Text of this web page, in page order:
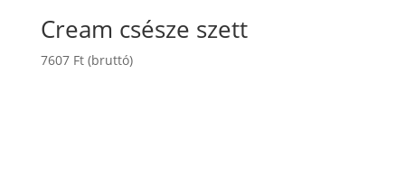
Cream csésze szett
7607 Ft (bruttó)